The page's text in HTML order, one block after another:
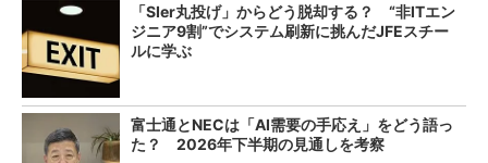
「SIer丸投げ」からどう脱却する？ “非ITエン
ジニア9割”でシステム刷新に挑んだJFEスチー
ルに学ぶ
富士通とNECは「AI需要の手応え」をどう語っ
た？ 2026年下半期の見通しを考察